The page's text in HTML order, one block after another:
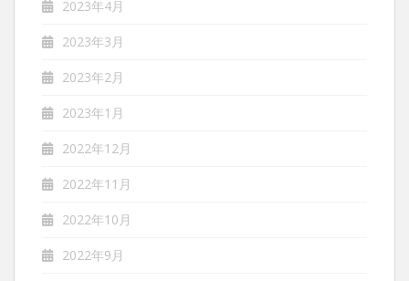
2023年4月
2023年3月
2023年2月
2023年1月
2022年12月
2022年11月
2022年10月
2022年9月